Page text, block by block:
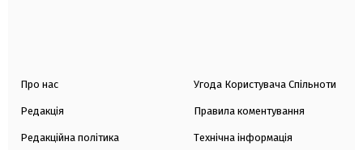
Про нас
Редакція
Редакційна політика
Угода Користувача Спільноти
Правила коментування
Технічна інформація